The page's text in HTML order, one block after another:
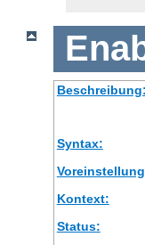
Beschreibung:
Syntax:
Kontext:
Status: